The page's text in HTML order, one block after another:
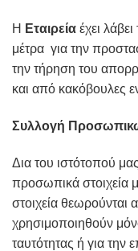
Η Εταιρεία έχει
μέτρα για την
την τήρηση του
και από κακόβουλες
Συλλογή
Δια του ιστότοπού
προσωπικά
στοιχεία
χρησιμοποιηθούν
ταυτότητας ή για την